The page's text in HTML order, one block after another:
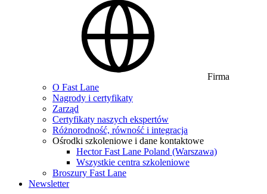
Firma
O Fast Lane
Nagrody i certyfikaty
Zarząd
Certyfikaty naszych ekspertów
Różnorodność, równość i integracja
Ośrodki szkoleniowe i dane kontaktowe
Hector Fast Lane Poland (Warszawa)
Wszystkie centra szkoleniowe
Broszury Fast Lane
Newsletter